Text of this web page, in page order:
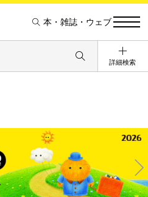
本・雑誌・ウェブ
詳細検索
Ne